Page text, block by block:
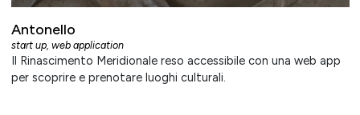
Antonello
start up, web application
Il Rinascimento Meridionale reso accessibile con una web app
per scoprire e prenotare luoghi culturali.